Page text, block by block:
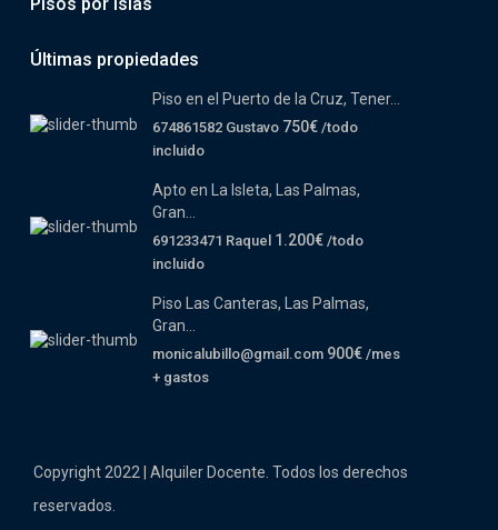
Últimas propiedades
Piso en el Puerto de la Cruz, Tener...
674861582 Gustavo 750€ /todo
incluido
Apto en La Isleta, Las Palmas,
Gran...
691233471 Raquel 1.200€ /todo
incluido
Piso Las Canteras, Las Palmas,
Gran...
monicalubillo@gmail.com 900€ /mes
+ gastos
Copyright 2022 | Alquiler Docente. Todos los derechos
reservados.